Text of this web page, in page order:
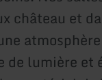
château et
de lumière et